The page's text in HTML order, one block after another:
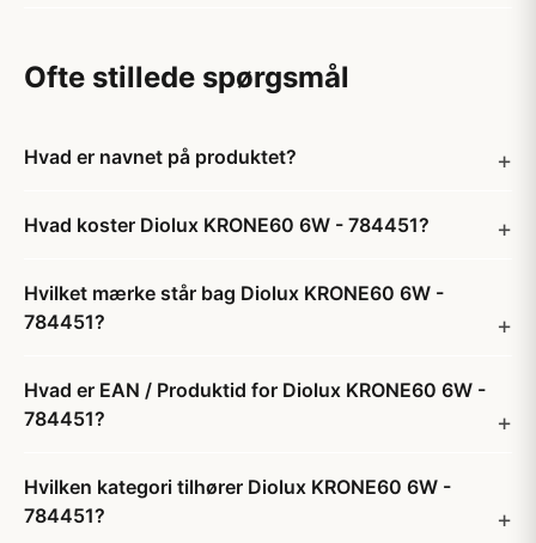
Ofte stillede spørgsmål
Hvad er navnet på produktet?
Hvad koster Diolux KRONE60 6W - 784451?
Hvilket mærke står bag Diolux KRONE60 6W -
784451?
Hvad er EAN / Produktid for Diolux KRONE60 6W -
784451?
Hvilken kategori tilhører Diolux KRONE60 6W -
784451?